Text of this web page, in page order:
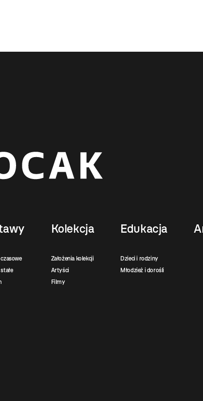
Kolekcja
Założenia kolekcji
Artyści
Filmy
Edukacja
Dzieci i rodziny
Młodzież i dorośli